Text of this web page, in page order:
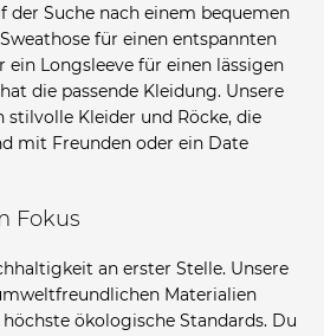
der Suche nach einem bequemen
für einen entspannten
ein Longsleeve für einen lässigen
die passende Kleidung. Unsere
stilvolle Kleider und Röcke, die
mit Freunden oder ein Date
Fokus
an erster Stelle. Unsere
Materialien
ökologische Standards. Du